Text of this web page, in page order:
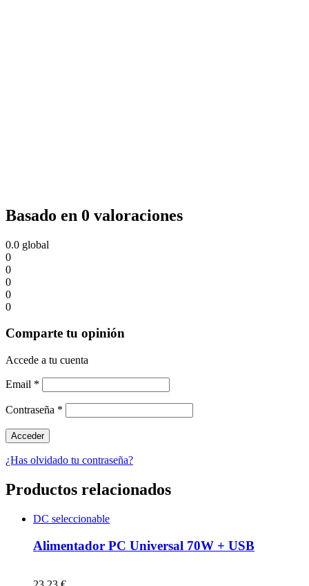
Basado en 0 valoraciones
0.0 global
0
0
0
0
0
Comparte tu opinión
Accede a tu cuenta
Email *
Contraseña *
¿Has olvidado tu contraseña?
Productos relacionados
DC seleccionable
Alimentador PC Universal 70W + USB